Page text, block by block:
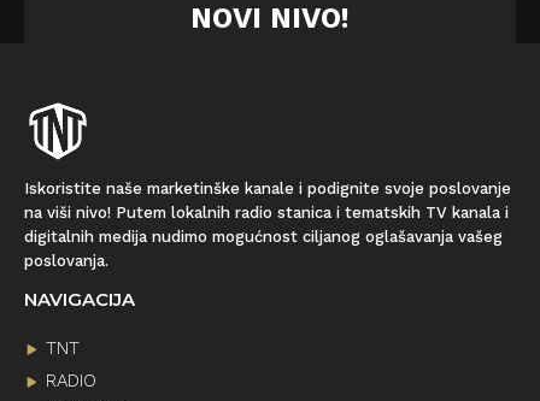
NOVI NIVO!
Iskoristite naše marketinške kanale i podignite svoje poslovanje
na viši nivo! Putem lokalnih radio stanica i tematskih TV kanala i
digitalnih medija nudimo mogućnost ciljanog oglašavanja vašeg
poslovanja.
NAVIGACIJA
TNT
RADIO